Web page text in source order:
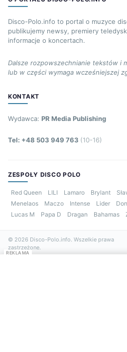
Disco-Polo.info to portal o muzyce
publikujemy newsy, premiery
informacje o koncertach.
Dalsze rozpowszechnianie tekstów i
lub w części wymaga wcześniejszej
KONTAKT
Wydawca: PR Media Publishing
Tel: +48 503 949 763 (10-16)
ZESPOŁY DISCO POLO
Red Queen LILI Lamaro Brylant
Menelaos
Maczo Intense Lider
Lucas M
Papa D Dragan Bahamas
© 2026 Disco-Polo.info. Wszelkie prawa
zastrzeżone.
REKLAMA